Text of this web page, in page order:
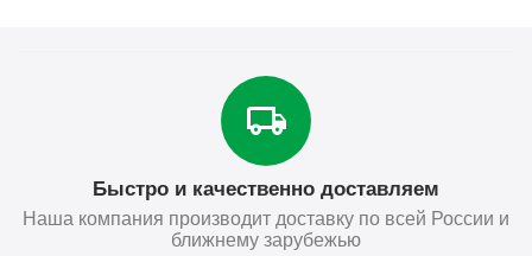
Быстро и качественно доставляем
Наша компания производит доставку по всей России и
ближнему зарубежью